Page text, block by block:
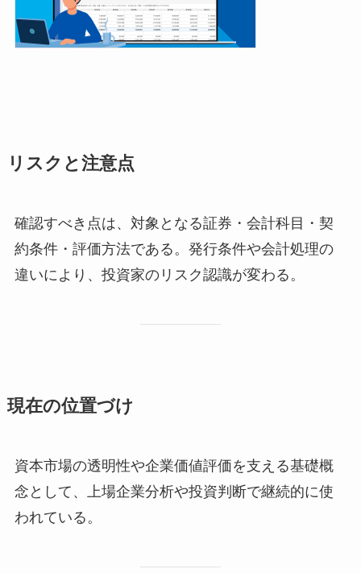
リスクと注意点
確認すべき点は、対象となる証券・会計科目・契
約条件・評価方法である。発行条件や会計処理の
違いにより、投資家のリスク認識が変わる。
現在の位置づけ
資本市場の透明性や企業価値評価を支える基礎概
念として、上場企業分析や投資判断で継続的に使
われている。